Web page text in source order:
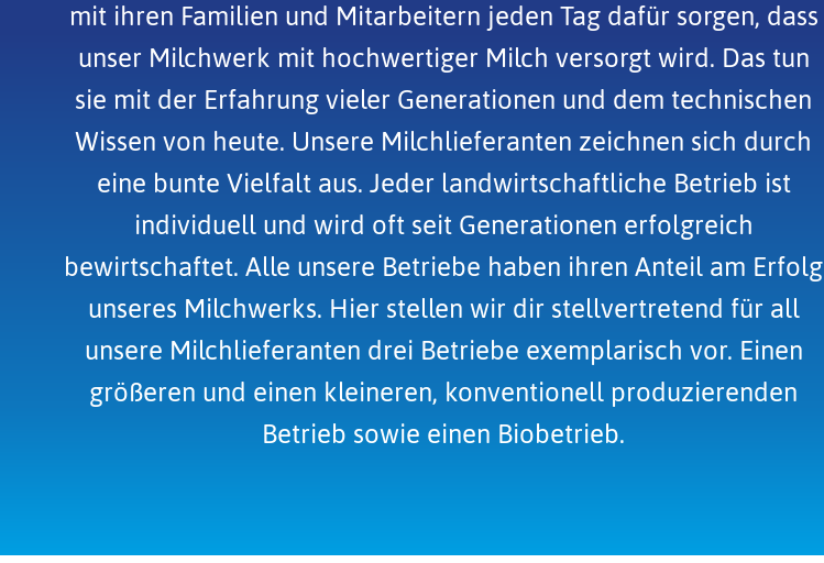
mit ihren Familien und Mitarbeitern jeden Tag dafür sorgen, dass
unser Milchwerk mit hochwertiger Milch versorgt wird. Das tun
sie mit der Erfahrung vieler Generationen und dem technischen
Wissen von heute. Unsere Milchlieferanten zeichnen sich durch
eine bunte Vielfalt aus. Jeder landwirtschaftliche Betrieb ist
individuell und wird oft seit Generationen erfolgreich
bewirtschaftet. Alle unsere Betriebe haben ihren Anteil am Erfolg
unseres Milchwerks. Hier stellen wir dir stellvertretend für all
unsere Milchlieferanten drei Betriebe exemplarisch vor. Einen
größeren und einen kleineren, konventionell produzierenden
Betrieb sowie einen Biobetrieb.